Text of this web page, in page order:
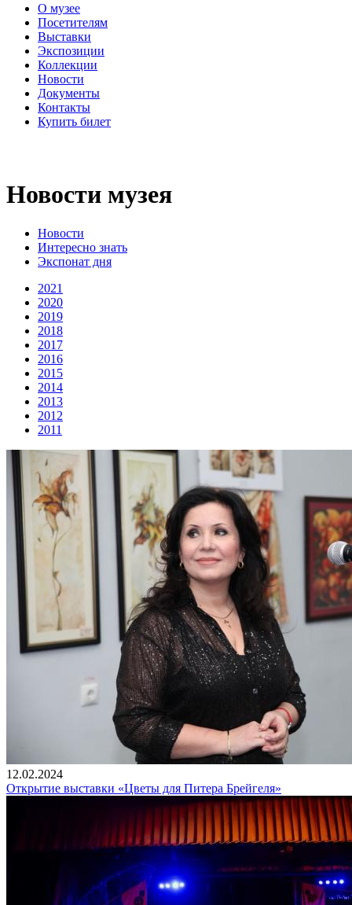
О музее
Посетителям
Выставки
Экспозиции
Коллекции
Новости
Документы
Контакты
Купить билет
Новости музея
Новости
Интересно знать
Экспонат дня
2021
2020
2019
2018
2017
2016
2015
2014
2013
2012
2011
12.02.2024
Открытие выставки «Цветы для Питера Брейгеля»